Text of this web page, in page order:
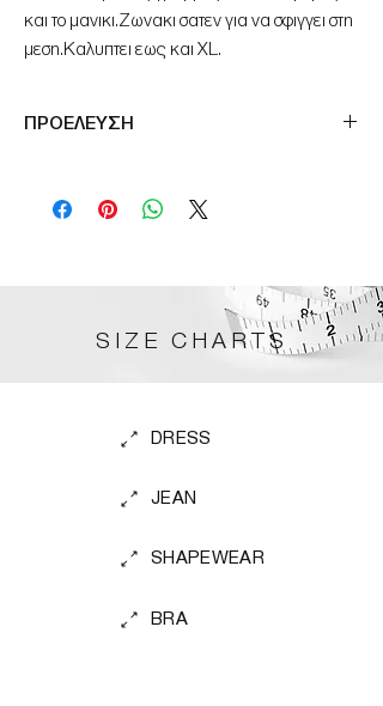
και το μανικι.Ζωνακι σατεν για να σφιγγει στη
μεση.Kαλυπτει εως και XL.
ΠΡΟΕΛΕΥΣΗ
SIZE CHARTS
DRESS
JEAN
SHAPEWEAR
BRA